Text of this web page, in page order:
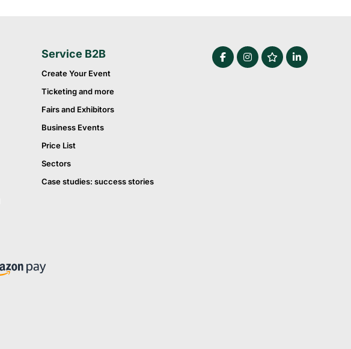
Service B2B
Create Your Event
Ticketing and more
Fairs and Exhibitors
Business Events
Price List
Sectors
Case studies: success stories